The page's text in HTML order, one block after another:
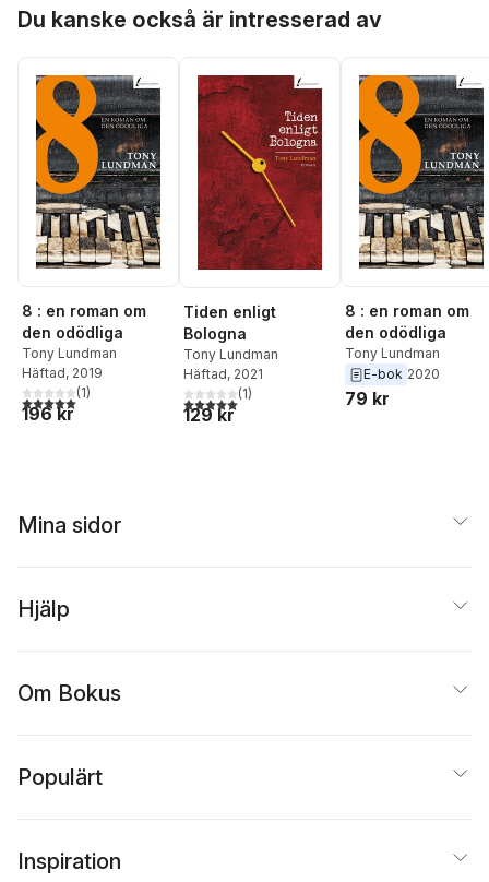
Du kanske också är intresserad av
8 : en roman om
den odödliga
Tony Lundman
Häftad, 2019
5,0utav 5 stjärnor. Totalt antal röster:
(1)
196 kr
Tiden enligt
Bologna
Tony Lundman
Häftad, 2021
5,0utav 5 stjärnor. Totalt antal röster:
(1)
129 kr
8 : en roman om
den odödliga
Tony Lundman
E-bok 2020
79 kr
Mina sidor
Hjälp
Om Bokus
Populärt
Inspiration